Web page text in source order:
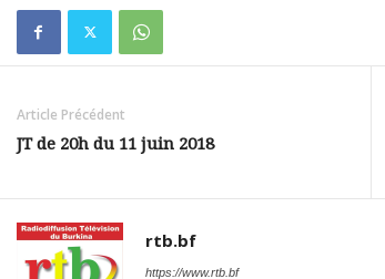
Article Précédent
JT de 20h du 11 juin 2018
rtb.bf
https://www.rtb.bf